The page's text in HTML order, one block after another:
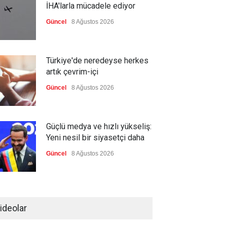
İHA'larla mücadele ediyor
Güncel 8 Ağustos 2026
Türkiye'de neredeyse herkes
artık çevrim-içi
Güncel 8 Ağustos 2026
Güçlü medya ve hızlı yükseliş:
Yeni nesil bir siyasetçi daha
Güncel 8 Ağustos 2026